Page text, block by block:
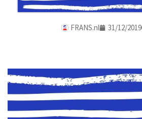
FRANS.nl 31/12/2019